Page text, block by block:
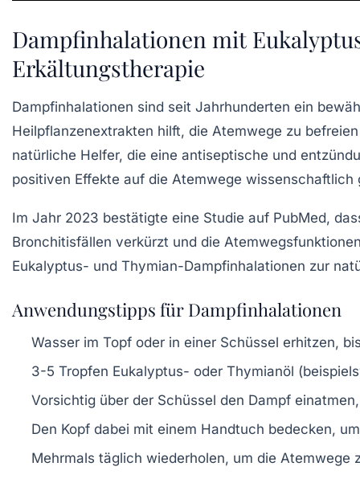
Dampfinhalationen mit
Erkältungstherapie
Dampfinhalationen sind seit Jahrhunderten ein
Heilpflanzenextrakten hilft, die Atemwege zu
natürliche Helfer, die eine antiseptische und
positiven Effekte auf die Atemwege wissenschaftlich
Im Jahr 2023 bestätigte eine Studie auf PubMed,
Bronchitisfällen verkürzt und die
Eukalyptus- und Thymian-Dampfinhalationen zur
Anwendungstipps für Dampfinhalationen
Wasser im Topf oder in einer Schüssel erhitzen,
3-5 Tropfen Eukalyptus- oder Thymianöl
Vorsichtig über der Schüssel den Dampf
Den Kopf dabei mit einem Handtuch bedecken,
Mehrmals täglich wiederholen, um die Atemwege